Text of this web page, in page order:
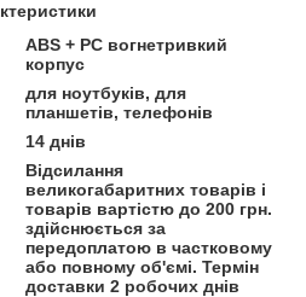
ABS + PC вогнетривкий
корпус
для ноутбуків, для
планшетів, телефонів
14 днів
Відсилання
великогабаритних товарів і
товарів вартістю до 200 грн.
здійснюється за
передоплатою в частковому
або повному об'ємі. Термін
доставки 2 робочих днів